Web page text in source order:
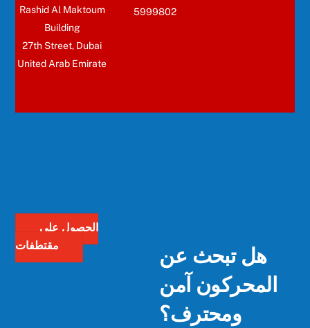
Rashid Al Maktoum
Building
27th Street, Dubai
United Arab Emirate
5999802
الحصول على
مقتطفات
هل تبحث عن
المحركون آمن
ومحترف؟